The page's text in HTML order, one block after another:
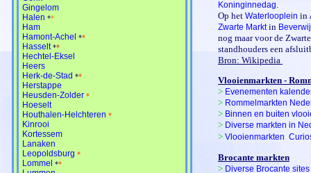
Gingelom
Halen **
Ham
Hamont-Achel **
Hasselt **
Hechtel-Eksel
Heers
Herk-de-Stad **
Herstappe
Heusden-Zolder *
Hoeselt
Houthalen-Helchteren *
Kinrooi
Kortessem
Lanaken
Leopoldsburg *
Lommel **
Koninginnedag
Op het Waterlooplein in
Zwarte Marktin
nog maar voor de
standhouders een
Bron: Wikipedia
Vlooienmarkten -
> Evenementen
> Rommelmarkten
> Binnen en buiten
> Diverse markten in
> Vlooienmarkten 
Brocante markten
> Diverse Brocante sites